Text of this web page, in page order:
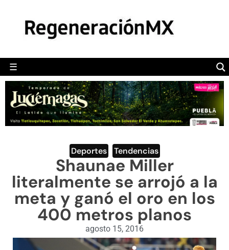
☰
POLÍTICA
CAMALEÓN
OPINIÓN
DEPORTES
ENGLISH SECTION
VIDEOS
Deportes Tendencias
Shaunae Miller
literalmente se arrojó a la
meta y ganó el oro en los
400 metros planos
agosto 15, 2016